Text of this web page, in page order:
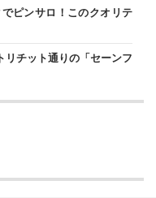
ピンサロ！このクオリテ
リチット通りの「セーンフ